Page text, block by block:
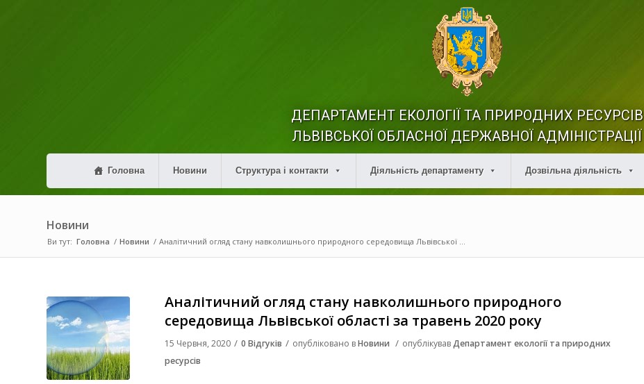
ДЕПАРТАМЕНТ ЕКОЛОГІЇ ТА ПРИРОДНИХ РЕСУРСІВ
ЛЬВІВСЬКОЇ ОБЛАСНОЇ ДЕРЖАВНОЇ АДМІНІСТРАЦІЇ
Головна Новини Структура і контакти Діяльність департаменту Дозвільна діяльність
Новини
Ви тут: Головна / Новини / Аналітичний огляд стану навколишнього природного середовища Львівської ...
Аналітичний огляд стану навколишнього природного
середовища Львівської області за травень 2020 року
15 Червня, 2020 / 0 Відгуків / опубліковано вНовини / опублікувавДепартамент екології та природних
ресурсів